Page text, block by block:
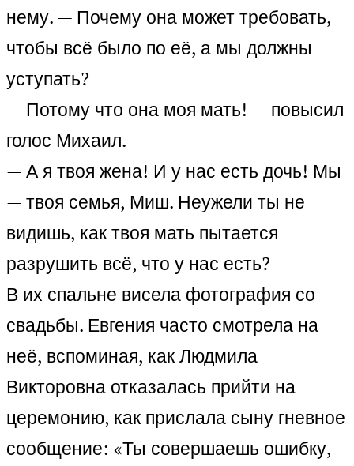
нему. — Почему она может требовать,
чтобы всё было по её, а мы должны
уступать?
— Потому что она моя мать! — повысил
голос Михаил.
— А я твоя жена! И у нас есть дочь! Мы
— твоя семья, Миш. Неужели ты не
видишь, как твоя мать пытается
разрушить всё, что у нас есть?
В их спальне висела фотография со
свадьбы. Евгения часто смотрела на
неё, вспоминая, как Людмила
Викторовна отказалась прийти на
церемонию, как прислала сыну гневное
сообщение: «Ты совершаешь ошибку,